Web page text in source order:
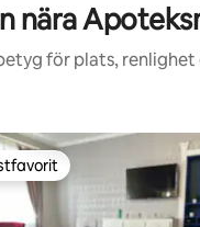
nära
för plats, renlighet